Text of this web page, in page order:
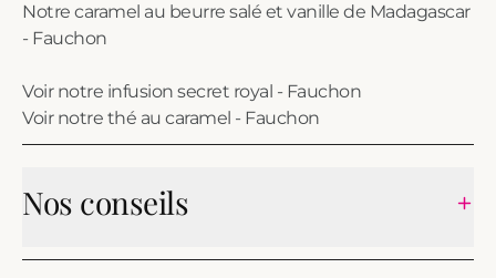
Notre caramel au beurre salé et vanille de Madagascar
- Fauchon
Voir notre infusion secret royal - Fauchon
Voir notre thé au caramel - Fauchon
Nos conseils
Conservation